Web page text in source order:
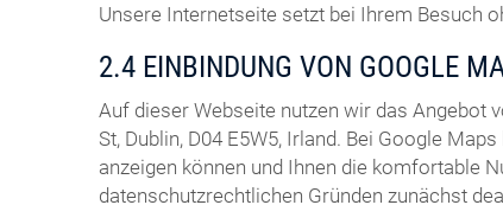
Unsere Internetseite setzt bei Ihrem Besuch
2.4 EINBINDUNG VON GOOGLE
Auf dieser Webseite nutzen wir das Angebot
St, Dublin, D04 E5W5, Irland. Bei Google
anzeigen können und Ihnen die komfortable
datenschutzrechtlichen Gründen zunächst